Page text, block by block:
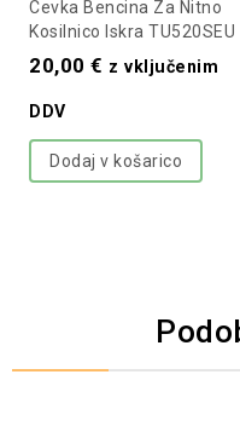
Cevka Bencina Za Nitno
Kosilnico Iskra TU520SEU
20,00 € z vključenim
DDV
Dodaj v košarico